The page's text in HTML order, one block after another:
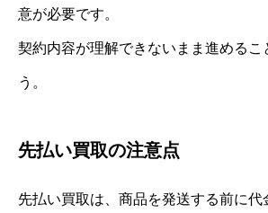
意が必要です。
契約内容が理解できないまま進めるこ
う。
先払い買取の注意点
先払い買取は、商品を発送する前に代